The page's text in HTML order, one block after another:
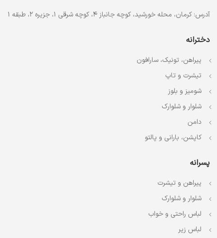
آدرس: کرمان، محله خورشید، کوچه جانباز 4، کوچه شرقی 1، جزیره 2، طبقه 1
دخترانه
پیراهن، تونیک، سارافون
تیشرت و تاپ
شومیز و بلوز
شلوار و شلوارک
دامن
کاپشن، بارانی و پالتو
پسرانه
پیراهن و تیشرت
شلوار و شلوارک
لباس راحتی و خواب
لباس زیر